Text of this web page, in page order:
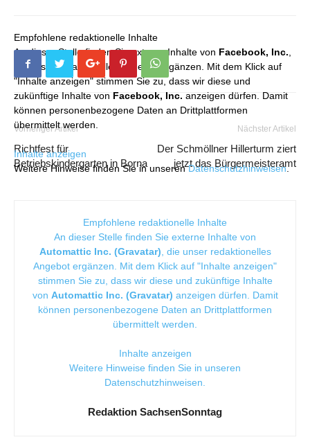
Empfohlene redaktionelle Inhalte
An dieser Stelle finden Sie externe Inhalte von Facebook, Inc.
die unser redaktionelles Angebot ergänzen. Mit dem Klick auf
"Inhalte anzeigen" stimmen Sie zu, dass wir diese und
zukünftige Inhalte von Facebook, Inc. anzeigen dürfen. Damit
können personenbezogene Daten an Drittplattformen
übermittelt werden.
Inhalte anzeigen
Weitere Hinweise finden Sie in unserenDatenschutzhinweisen.
Vorheriger Artikel
Richtfest für
Betriebskindergarten in Borna
Nächster Artikel
Der Schmöllner Hillerturm ziert
jetzt das Bürgermeisteramt
Empfohlene redaktionelle Inhalte
An dieser Stelle finden Sie externe Inhalte von
Automattic Inc. (Gravatar) , die unser redaktionelles
Angebot ergänzen. Mit dem Klick auf "Inhalte anzeigen"
stimmen Sie zu, dass wir diese und zukünftige Inhalte
von Automattic Inc. (Gravatar) anzeigen dürfen. Damit
können personenbezogene Daten an Drittplattformen
übermittelt werden.
Inhalte anzeigen
Weitere Hinweise finden Sie in unseren
Datenschutzhinweisen
Redaktion SachsenSonntag